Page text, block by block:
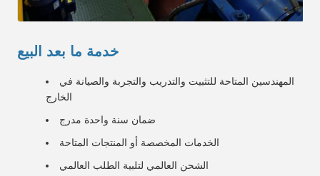
خدمة ما بعد البيع
المهندسين المتاحة للتثبيت والتدريب والتجربة والصيانة في
الخارج
ضمان سنة واحدة مدرج
الخدمات المخصصة أو المنتجات المتاحة
الشحن العالمي لتلبية الطلب العالمي